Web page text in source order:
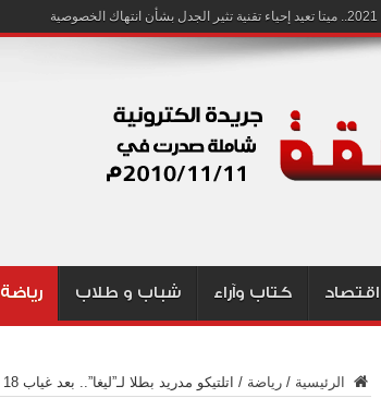
اقتصاد كتاب وآراء شباب و طلاب رياضة
الرئيسية / رياضة / اتلتيكو مدريد بطلا لـ”ليغا”.. بعد غياب 18 عامًا